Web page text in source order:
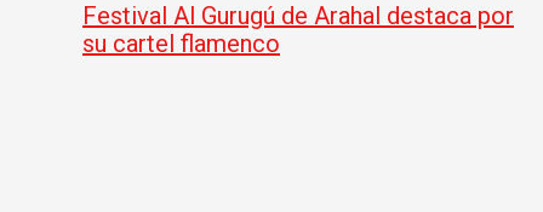
Festival Al Gurugú de Arahal destaca por
su cartel flamenco